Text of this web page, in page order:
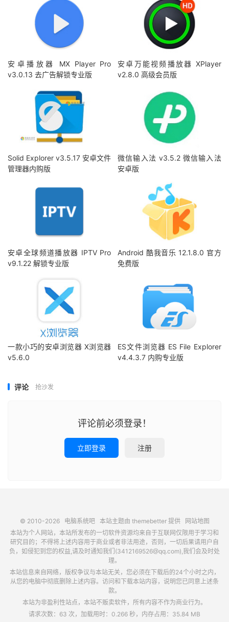
安卓播放器 MX Player Pro
v3.0.13 去广告解锁专业版
安卓万能视频播放器 XPlayer
v2.8.0 高级会员版
Solid Explorer v3.5.17 安卓文件
管理器内购版
微信输入法 v3.5.2 微信输入法
安卓版
安卓全球频道播放器 IPTV Pro
v9.1.22 解锁专业版
Android 酷我音乐 12.1.8.0 官方
免费版
一款小巧的安卓浏览器 X浏览器
v5.6.0
ES文件浏览器 ES File Explorer
v4.4.3.7 内购专业版
评论 抢沙发
评论前必须登录！
立即登录 注册
© 2010-2026 电脑系统吧本站主题由 themebetter提供
网站地图
本站为个人网站，本站所发布的一切软件资源均来自于互联网仅限用于学习和
研究目的；不得将上述内容用于商业或者非法用途，否则，一切后果请用户自
负，如侵犯到您的权益,请及时通知我们(3412169526@qq.com),我们会及时处
理。
本站信息来自网络，版权争议与本站无关，您必须在下载后的24个小时之内，
从您的电脑中彻底删除上述内容。访问和下载本站内容，说明您已同意上述条
款。
本站为非盈利性站点，本站不贩卖软件，所有内容不作为商业行为。
请求次数：63 次，加载用时：0.266 秒，内存占用：35.84 MB